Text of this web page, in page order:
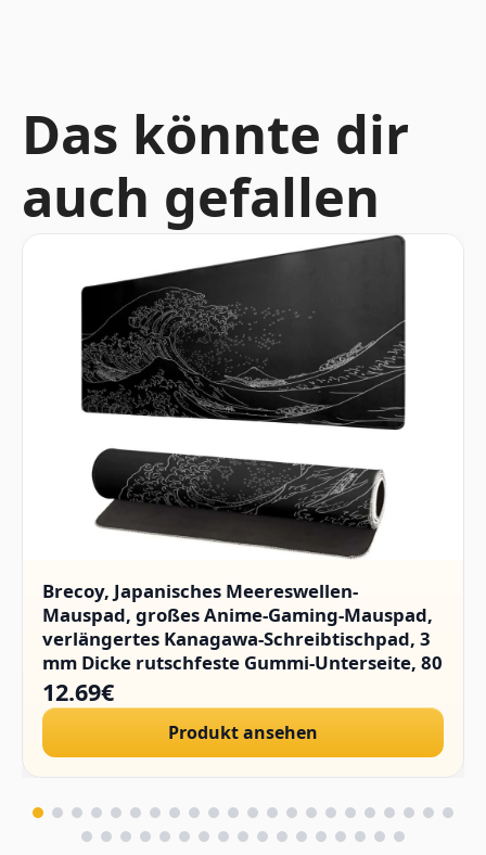
Das könnte dir
auch gefallen
Brecoy, Japanisches Meereswellen-
Mauspad, großes Anime-Gaming-Mauspad,
verlängertes Kanagawa-Schreibtischpad, 3
mm Dicke rutschfeste Gummi-Unterseite, 80
x 30 cm.
12.69€
Produkt ansehen